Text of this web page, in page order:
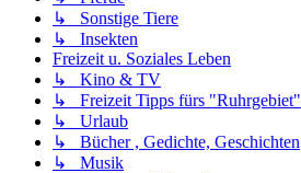
↳ Sonstige Tiere
↳ Insekten
Freizeit u. Soziales Leben
↳ Kino & TV
↳ Freizeit Tipps fürs "Ruhrgebiet"
↳ Urlaub
↳ Bücher , Gedichte, Geschichten
↳ Musik